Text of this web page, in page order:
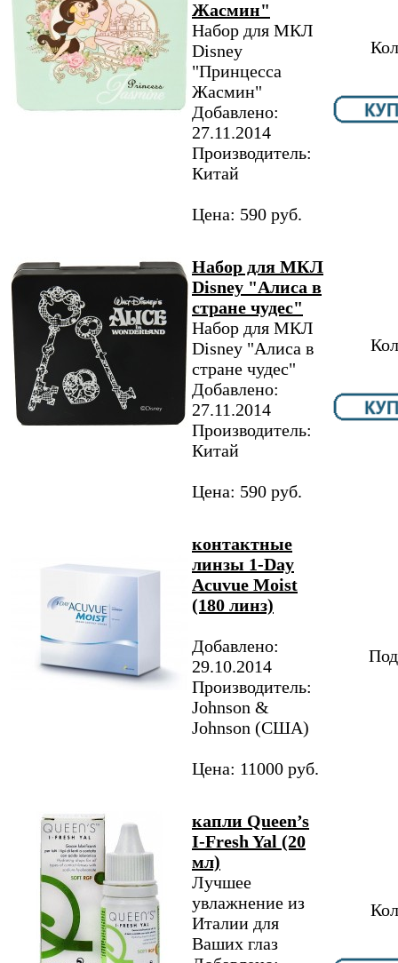
Жасмин"
Набор для МКЛ
Disney
"Принцесса
Жасмин"
Добавлено:
27.11.2014
Производитель:
Китай
Цена: 590 руб.
Набор для МКЛ
Disney "Алиса в
стране чудес"
Набор для МКЛ
Disney "Алиса в
стране чудес"
Добавлено:
27.11.2014
Производитель:
Китай
Цена: 590 руб.
контактные
линзы 1-Day
Acuvue Moist
(180 линз)
Добавлено:
29.10.2014
Производитель:
Johnson &
Johnson (США)
Цена: 11000 руб.
капли Queen’s
I-Fresh Yal (20
мл)
Лучшее
увлажнение из
Италии для
Ваших глаз